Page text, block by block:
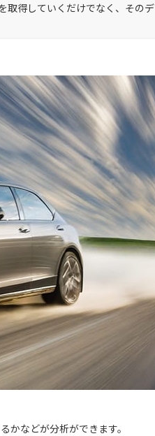
取得していくだけでなく、そのデ
かなどが分析ができます。